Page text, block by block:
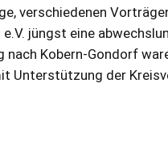
verschiedenen
jüngst eine
nach Kobern-Gondorf
Unterstützung der